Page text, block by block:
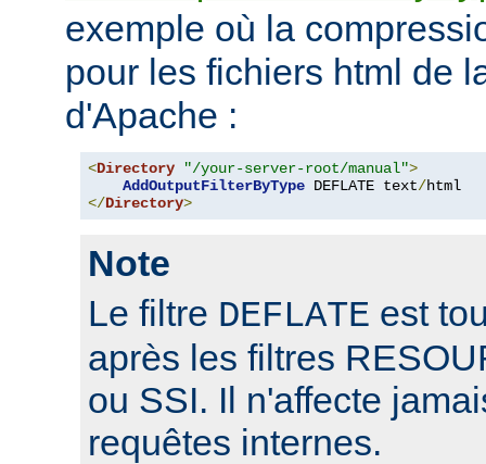
exemple où la
pour les fichiers html de
d'Apache :
<Directory "/your-server-root/manual">
AddOutputFilterByType DEFLATE text/
</Directory>
Note
Le filtre DEFLATE est
après les filtres
ou SSI. Il n'affecte
requêtes internes.